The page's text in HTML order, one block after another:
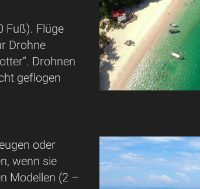
Fuß). Flüge
Drohne
Drohnen
geflogen
oder
wenn sie
Modellen (2 –